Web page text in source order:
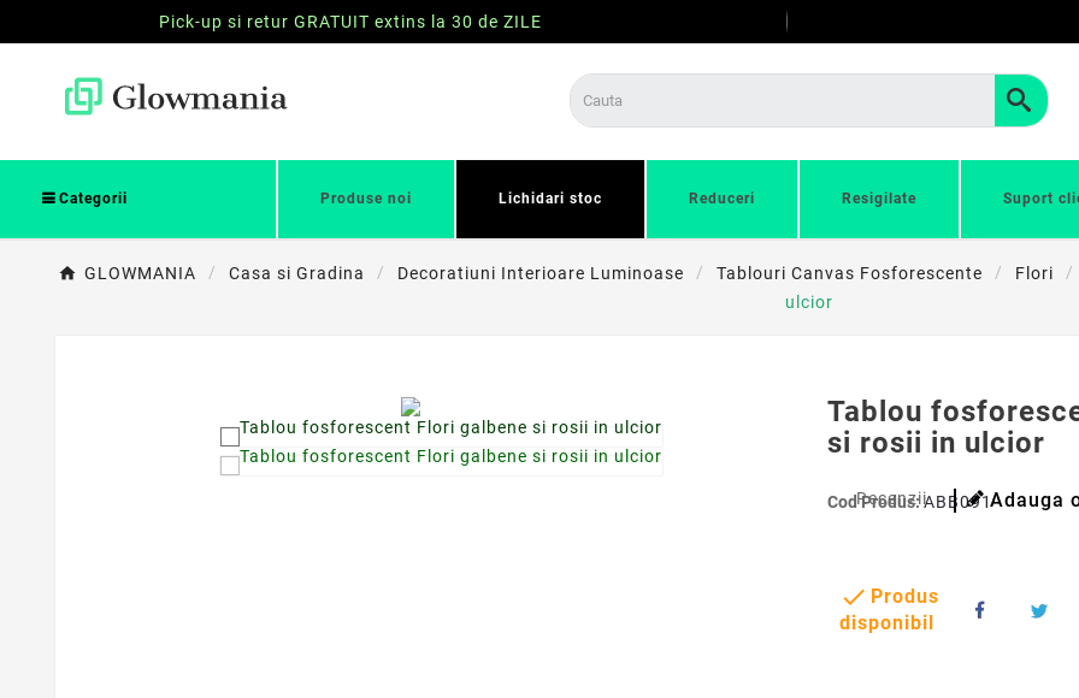
Pick-up si retur GRATUIT extins la 30 de ZILE
Categorii Produse noi Lichidari stoc Reduceri Resigilate Suport
GLOWMANIA Casa si Gradina Decoratiuni Interioare Luminoase Tablouri Canvas Fosforescente Flori
ulcior
Tablou
si rosii in ulcior
Cod Produs:ABB0910
Recenzii Adauga
 Produs
disponibil